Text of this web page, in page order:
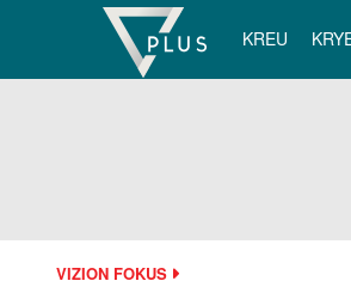
KREU
VIZION FOKUS